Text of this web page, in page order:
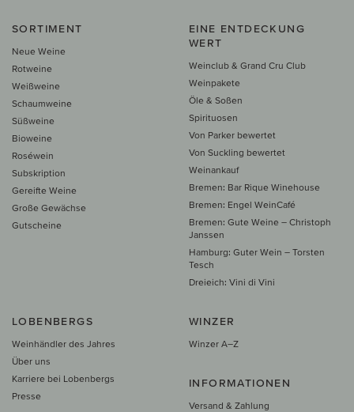
SORTIMENT
Neue Weine
Rotweine
Weißweine
Schaumweine
Süßweine
Bioweine
Roséwein
Subskription
Gereifte Weine
Große Gewächse
Gutscheine
EINE ENTDECKUNG
WERT
Weinclub & Grand Cru Club
Weinpakete
Öle & Soßen
Spirituosen
Von Parker bewertet
Von Suckling bewertet
Weinankauf
Bremen: Bar Rique Winehouse
Bremen: Engel WeinCafé
Bremen: Gute Weine – Christoph
Janssen
Hamburg: Guter Wein – Torsten
Tesch
Dreieich: Vini di Vini
LOBENBERGS
Weinhändler des Jahres
Über uns
Karriere bei Lobenbergs
Presse
WINZER
Winzer A–Z
INFORMATIONEN
Versand & Zahlung